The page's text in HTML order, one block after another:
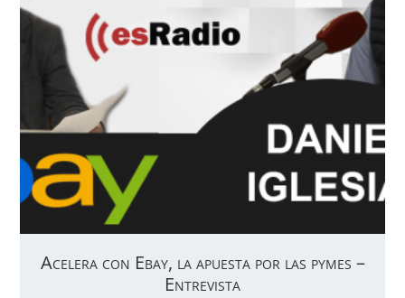
Acelera con Ebay, la apuesta por las pymes –
Entrevista